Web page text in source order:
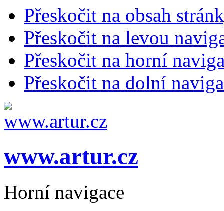
Přeskočit na obsah
Přeskočit na levou
Přeskočit na horní
Přeskočit na dolní
www.artur.cz
Horní navigace